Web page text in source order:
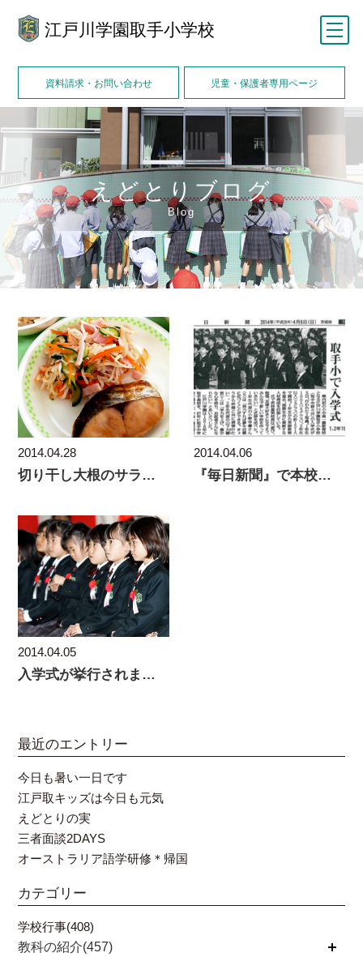
江戸川学園取手小学校
資料請求・お問い合わせ 児童・保護者専用ページ
えどとりブログ
Blog
メニュー
2014.04.28
切り干し大根のサラダ（学校給食のレシピ）
2014.04.06
『毎日新聞』で本校の入学式が紹介されました
2014.04.05
入学式が挙行されました
最近のエントリー
今日も暑い一日です
江戸取キッズは今日も元気
えどとりの実
三者面談2DAYS
オーストラリア語学研修＊帰国
カテゴリー
学校行事(408)
教科の紹介(457)
開く